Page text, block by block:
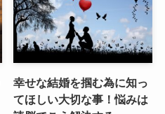
幸せな結婚を掴む為に知っ
てほしい大切な事！悩みは